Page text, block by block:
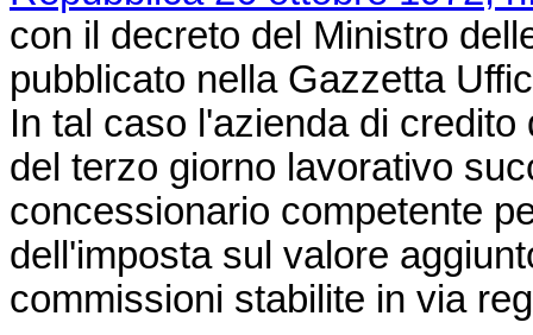
con il decreto del Ministro
pubblicato nella Gazzetta
In tal caso l'azienda di
del terzo giorno lavorativo
concessionario competente
dell'imposta sul valore
commissioni stabilite in via